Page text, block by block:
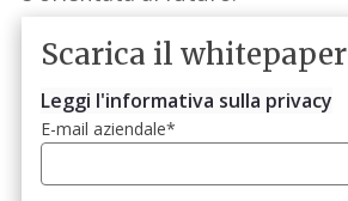
Scarica il whitepaper
Leggi l'informativa sulla privacy
E-mail aziendale*